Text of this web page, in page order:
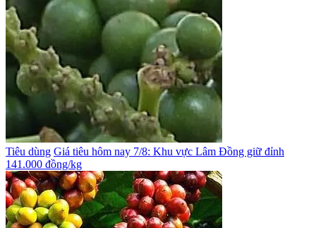
Tiêu dùng Giá tiêu hôm nay 7/8: Khu vực Lâm Đồng giữ đỉnh
141.000 đồng/kg